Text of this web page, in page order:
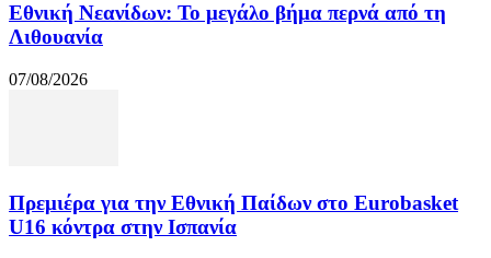
Εθνική Νεανίδων: Το μεγάλο βήμα περνά από τη
Λιθουανία
07/08/2026
Πρεμιέρα για την Εθνική Παίδων στο Eurobasket
U16 κόντρα στην Ισπανία